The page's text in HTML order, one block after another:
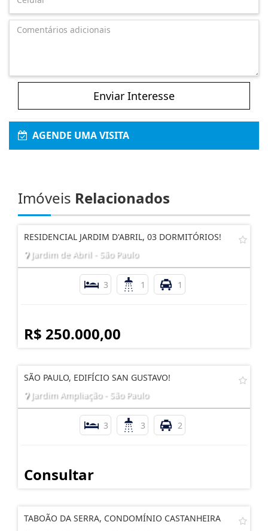
Enviar Interesse
AGENDE UMA VISITA
Imóveis Relacionados
RESIDENCIAL JARDIM D'ABRIL, 03 DORMITÓRIOS!
Jardim de Abril - São Paulo
3 1 1
R$ 250.000,00
SÃO PAULO, EDIFÍCIO SAN GUSTAVO!
Jardim Ampliação - São Paulo
3 3 2
Consultar
TABOÃO DA SERRA, CONDOMÍNIO CASTANHEIRA